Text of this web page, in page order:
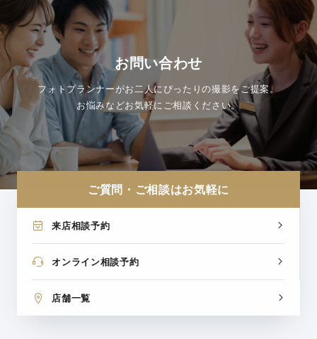
お問い合わせ
フォトプランナーがお二人にぴったりの撮影をご提案。
お悩みなどお気軽にご相談ください。
ご質問・ご相談はお気軽に
来店相談予約
オンライン相談予約
店舗一覧